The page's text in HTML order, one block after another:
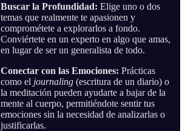
Buscar la Profundidad: Elige uno o dos
temas que realmente te apasionen y
comprométete a explorarlos a fondo.
Conviértete en un experto en algo que amas,
en lugar de ser un generalista de todo.
Conectar con las Emociones: Prácticas
como el journaling (escritura de un diario) o
la meditación pueden ayudarte a bajar de la
mente al cuerpo, permitiéndote sentir tus
emociones sin la necesidad de analizarlas o
justificarlas.